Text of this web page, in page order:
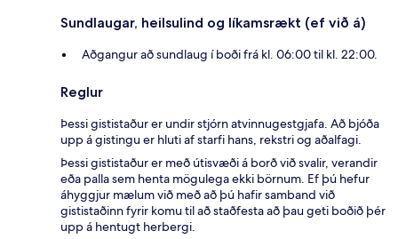
Sundlaugar, heilsulind og líkamsrækt (ef við á)
Aðgangur að sundlaug í boði frá kl. 06:00 til kl. 22:00.
Reglur
Þessi gististaður er undir stjórn atvinnugestgjafa. Að bjóða
upp á gistingu er hluti af starfi hans, rekstri og aðalfagi.
Þessi gististaður er með útisvæði á borð við svalir, verandir
eða palla sem henta mögulega ekki börnum. Ef þú hefur
áhyggjur mælum við með að þú hafir samband við
gististaðinn fyrir komu til að staðfesta að þau geti boðið þér
upp á hentugt herbergi.